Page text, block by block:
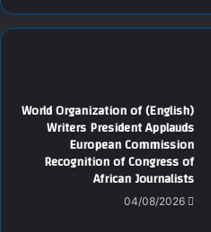
(English) World Organization of
Writers President Applauds
European Commission
Recognition of Congress of
African Journalists
04/08/2026